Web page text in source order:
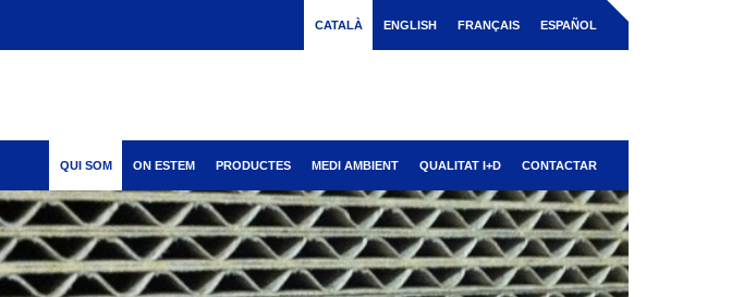
CATALÀ ENGLISH FRANÇAIS ESPAÑOL
QUI SOM ON ESTEM PRODUCTES MEDI AMBIENT QUALITAT I+D CONTACTAR